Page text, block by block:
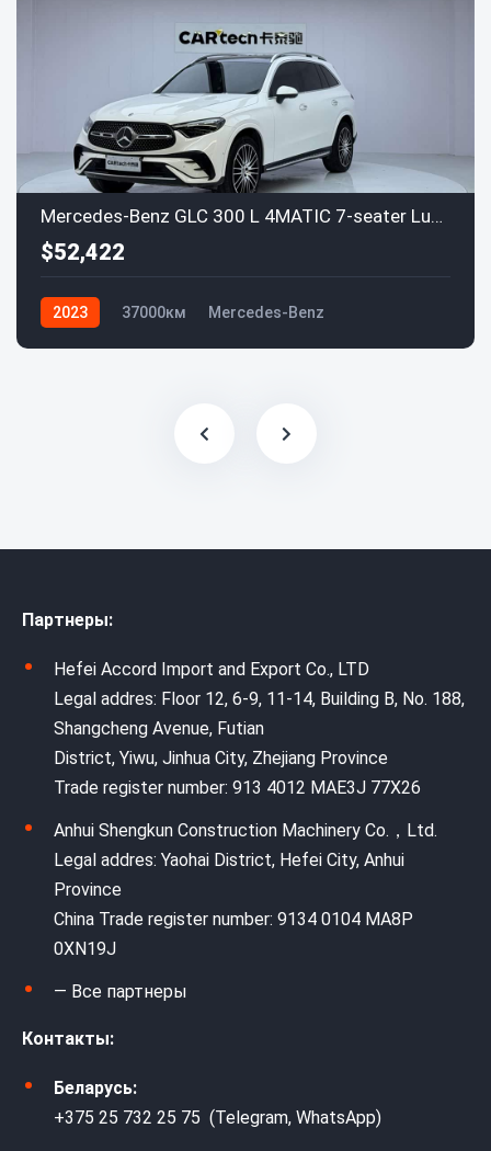
Mercedes-Benz GLC 300 L 4MATIC 7-seater Luxury
$52,422
2023 37000км Mercedes-Benz
Партнеры:
Hefei Accord Import and Export Co., LTD
Legal addres: Floor 12, 6-9, 11-14, Building B, No. 188,
Shangcheng Avenue, Futian
District, Yiwu, Jinhua City, Zhejiang Province
Trade register number: 913 4012 MAE3J 77X26
Anhui Shengkun Construction Machinery Co.，Ltd.
Legal addres: Yaohai District, Hefei City, Anhui
Province
China Trade register number: 9134 0104 MA8P
0XN19J
— Все партнеры
Контакты:
Беларусь:
+375 25 732 25 75 (Telegram, WhatsApp)